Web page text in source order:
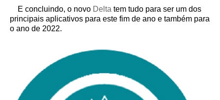
E concluindo, o novo Delta tem tudo para ser um dos
principais aplicativos para este fim de ano e também para
o ano de 2022.